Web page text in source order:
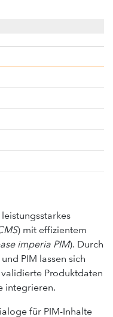
) mit effizientem
imperia PIM). Durch
PIM lassen sich
Produktdaten
integrieren.
für PIM-Inhalte